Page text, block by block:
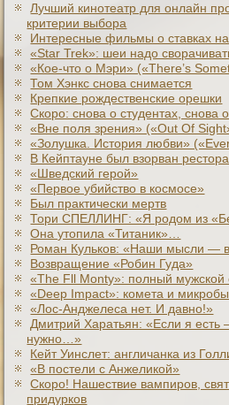
Лучший кинотеатр для онлайн
критерии выбора
Интересные фильмы о ставках
«Star Trek»: шеи надо
«Кое-что о Мэри» («There’s
Том Хэнкс снова снимается
Крепкие рождественские орешки
Скоро: снова о студентах, снова
«Вне поля зрения» («Out Of
«Золушка. История любви»
В Кейптауне был взорван
«Шведский герой»
«Первое убийство в космосе»
Был практически мертв
Тори СПЕЛЛИНГ: «Я родом из
Она утопила «Титаник»…
Роман Кульков: «Наши мысли —
Возвращение «Робин Гуда»
«The Fll Monty»: полный мужской
«Deep Impact»: комета и
«Лос-Анджелеса нет. И давно!»
Дмитрий Харатьян: «Если я есть
нужно…»
Кейт Уинслет: англичанка из
«В постели с Анжеликой»
Скоро! Нашествие вампиров,
придурков